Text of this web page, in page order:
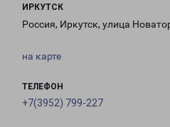
ИРКУТСК
Россия, Иркутск, улица
на карте
ТЕЛЕФОН
+7(3952) 799-227